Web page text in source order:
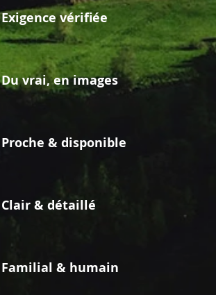
Exigence vérifiée
Du vrai, en images
Proche & disponible
Clair & détaillé
Familial & humain